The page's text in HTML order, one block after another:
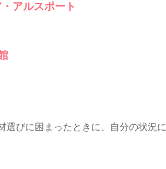
アルスポート
選びに困まったときに、自分の状況